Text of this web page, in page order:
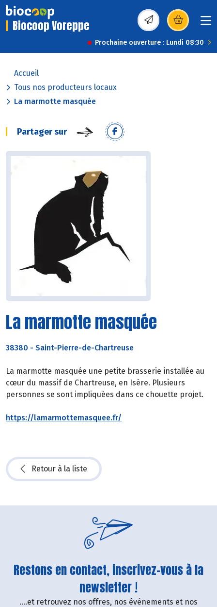
Biocoop Voreppe (s’ouvre dans une
Prochaine ouverture : Lundi 08:30
Accueil
Tous nos producteurs locaux
La marmotte masquée
Partager sur
La marmotte masquée
38380 - Saint-Pierre-de-Chartreuse
La marmotte masquée une petite brasserie installée au
cœur du massif de Chartreuse, en Isère. Plusieurs
personnes se sont impliquées dans ce chouette projet.
https://lamarmottemasquee.fr/
Retour à la liste
Restons en contact, inscrivez-vous à la
newsletter !
....et retrouvez nos offres, nos événements et nos